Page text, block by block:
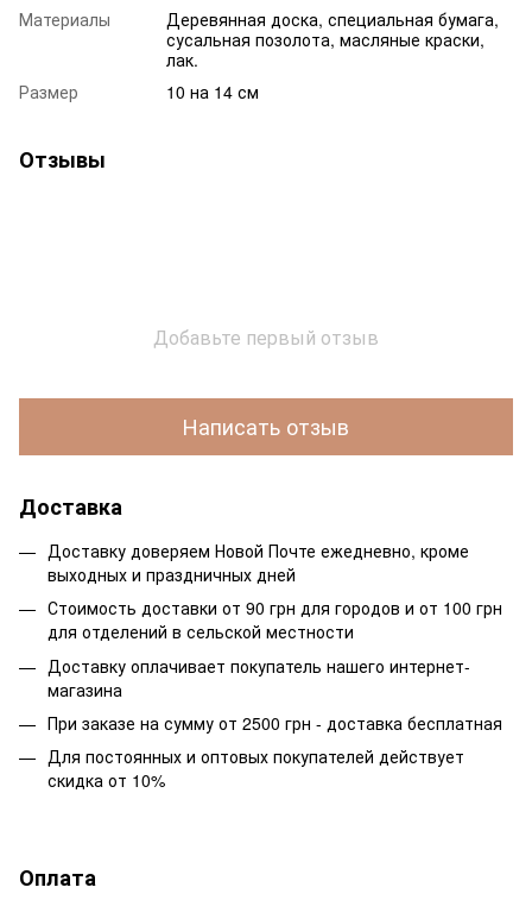
Материалы
Деревянная доска, специальная бумага,
сусальная позолота, масляные краски,
лак.
Размер
10 на 14 см
Отзывы
Добавьте первый отзыв
Написать отзыв
Доставка
Доставку доверяем Новой Почте ежедневно, кроме
выходных и праздничных дней
Стоимость доставки от 90 грн для городов и от 100 грн
для отделений в сельской местности
Доставку оплачивает покупатель нашего интернет-
магазина
При заказе на сумму от 2500 грн - доставка бесплатная
Для постоянных и оптовых покупателей действует
скидка от 10%
Оплата